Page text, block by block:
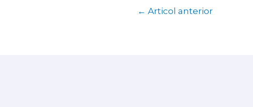
← Articol anterior